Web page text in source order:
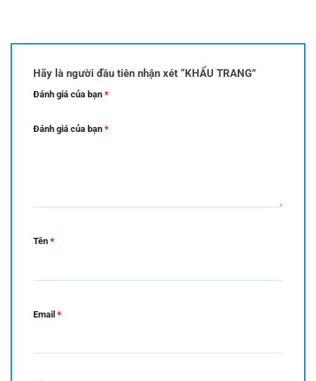
Hãy là người đầu tiên nhận xét “KHẨU TRANG”
Đánh giá của bạn *
Đánh giá của bạn *
Tên *
Email *